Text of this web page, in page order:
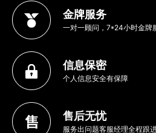
金牌服务
一对一顾问，7*24小时金牌
信息保密
个人信息安全有保障
售后无忧
服务出问题客服经理全程跟